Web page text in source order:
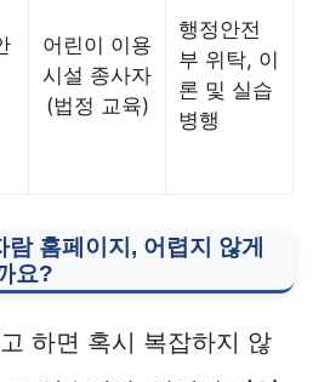
어린이 이용
시설 종사자
(법정 교육)
행정안전
부 위탁, 이
론 및 실습
병행
람홈페이지, 어렵지 않게
요?
하면 혹시 복잡하지 않